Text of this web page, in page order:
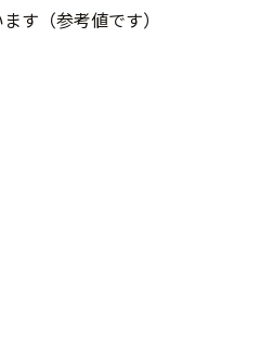
す（参考値です）